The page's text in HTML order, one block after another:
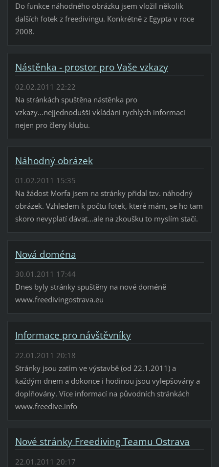
Do funkce náhodného obrázku jsem vložil několik
dalších fotek z freedivingu. Konkrétně z Egypta v roce
2008.
Nástěnka - prostor pro Vaše vzkazy
02.02.2011 22:22
Na stránkách spuštěna nástěnka pro
vzkazy...nejjednodušší vkládání rychlých informací
nejen pro členy klubu.
Náhodný obrázek
01.02.2011 15:35
Na žádost Morfa jsem na stránky přidal tzv. náhodný
obrázek. Vzhledem k počtu fotek, které mám, se ho tam
skoro nevyplatí dávat...ale na zkoušku to myslím stačí.
Nová doména
30.01.2011 17:44
Dnes byly stránky spuštěny na nové doméně
www.freedivingostrava.eu
Informace pro návštěvníky
22.01.2011 20:18
Stránky jsou zatím ve výstavbě (od 22.1.2011) a
každým dnem a dokonce i hodinou jsou vylepšovány a
doplňovány. Více informací na původních stránkách
www.freedive.info
Nové stránky Freediving Teamu Ostrava
22.01.2011 20:17